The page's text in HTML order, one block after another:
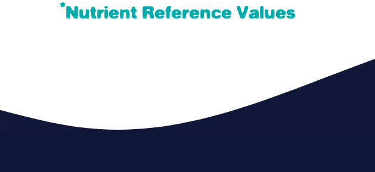
*Nutrient Reference Values